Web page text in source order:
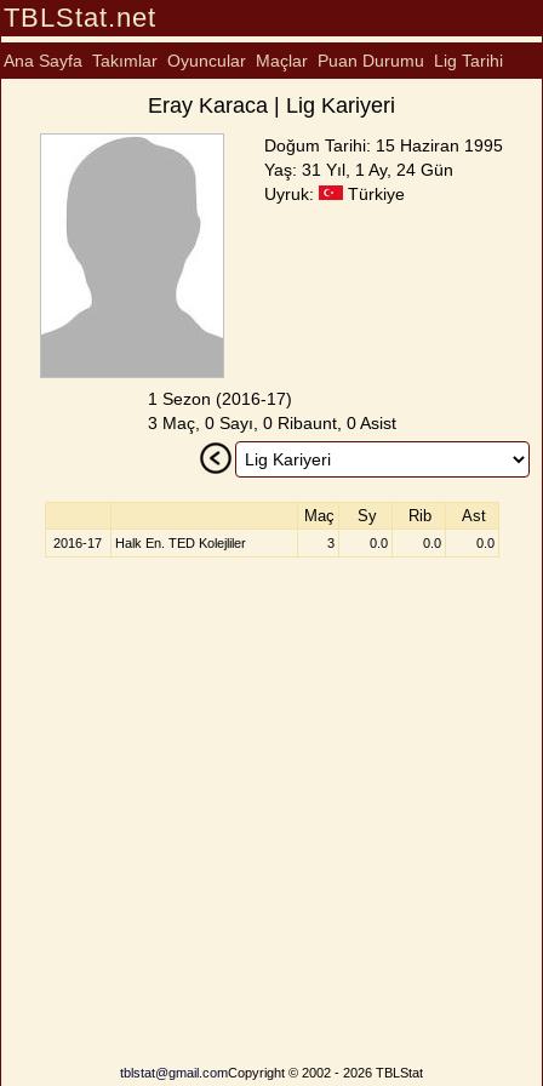
TBLStat.net
Ana Sayfa Takımlar Oyuncular Maçlar Puan Durumu Lig Tarihi
Eray Karaca | Lig Kariyeri
Doğum Tarihi: 15 Haziran 1995
Yaş: 31 Yıl, 1 Ay, 24 Gün
Uyruk:
Türkiye
1 Sezon (2016-17)
3 Maç, 0 Sayı, 0 Ribaunt, 0 Asist
Maç Sy Rib Ast
2016-17 Halk En. TED Kolejliler 3 0.0 0.0 0.0
tblstat@gmail.comCopyright © 2002 - 2026 TBLStat